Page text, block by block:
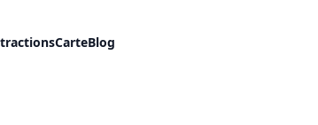
CarteBlog